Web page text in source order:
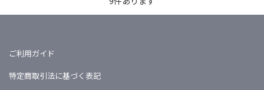
ご利用ガイド
特定商取引法に基づく表記